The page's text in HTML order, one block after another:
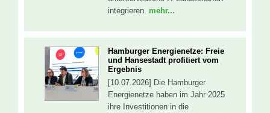
integrieren. mehr...
Hamburger Energienetze: Freie
und Hansestadt profitiert vom
Ergebnis
[10.07.2026] Die Hamburger
Energienetze haben im Jahr 2025
ihre Investitionen in die